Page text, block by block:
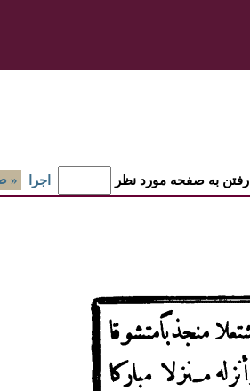
صفحه قبل » رفتن به صفحه مورد نظر اجرا